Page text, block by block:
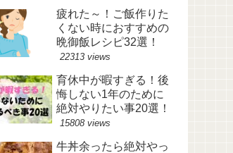
疲れた～！ご飯作りた
くない時におすすめの
晩御飯レシピ32選！
22313 views
育休中が暇すぎる！後
悔しない1年のために
絶対やりたい事20選！
15808 views
牛丼余ったら絶対やっ